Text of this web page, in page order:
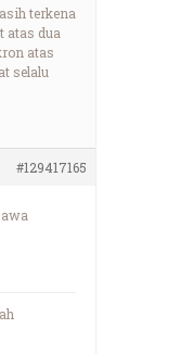
terkena
atas dua
atas
selalu
#129417165